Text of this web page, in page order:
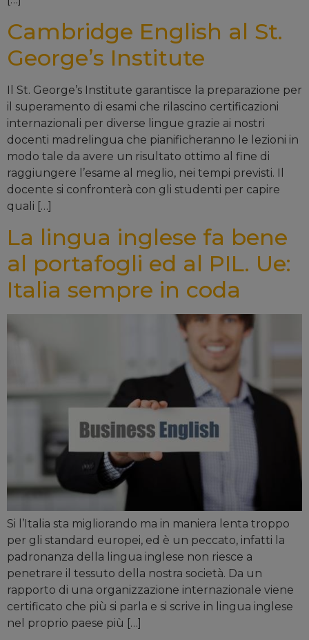
Cambridge English al St.
George’s Institute
Il St. George’s Institute garantisce la preparazione per
il superamento di esami che rilascino certificazioni
internazionali per diverse lingue grazie ai nostri
docenti madrelingua che pianificheranno le lezioni in
modo tale da avere un risultato ottimo al fine di
raggiungere l’esame al meglio, nei tempi previsti. Il
docente si confronterà con gli studenti per capire
quali […]
La lingua inglese fa bene
al portafogli ed al PIL. Ue:
Italia sempre in coda
Si l’Italia sta migliorando ma in maniera lenta troppo
per gli standard europei, ed è un peccato, infatti la
padronanza della lingua inglese non riesce a
penetrare il tessuto della nostra società. Da un
rapporto di una organizzazione internazionale viene
certificato che più si parla e si scrive in lingua inglese
nel proprio paese più […]